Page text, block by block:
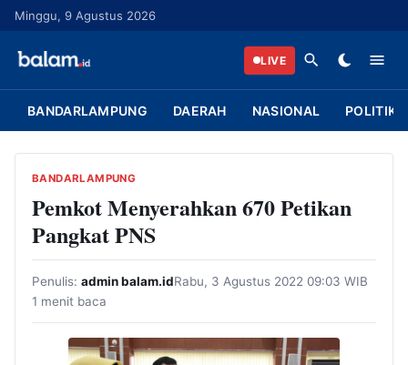
u
Minggu, 9 Agustus 2026
LIVE
BANDARLAMPUNG DAERAH NASIONAL POLITIK
BANDARLAMPUNG
Pemkot Menyerahkan 670 Petikan
Pangkat PNS
Penulis: admin balam.idRabu, 3 Agustus 2022 09:03 WIB
1 menit baca